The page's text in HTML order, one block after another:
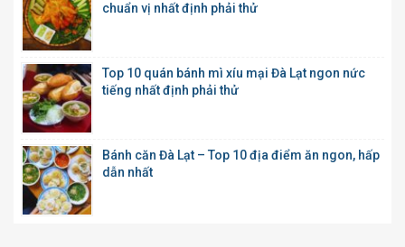
chuẩn vị nhất định phải thử
Top 10 quán bánh mì xíu mại Đà Lạt ngon nức
tiếng nhất định phải thử
Bánh căn Đà Lạt – Top 10 địa điểm ăn ngon, hấp
dẫn nhất